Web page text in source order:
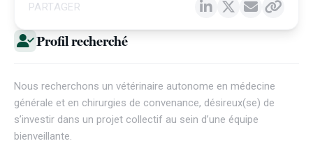
Profil recherché
Nous recherchons un vétérinaire autonome en médecine
générale et en chirurgies de convenance, désireux(se) de
s’investir dans un projet collectif au sein d’une équipe
bienveillante.
PARTAGER